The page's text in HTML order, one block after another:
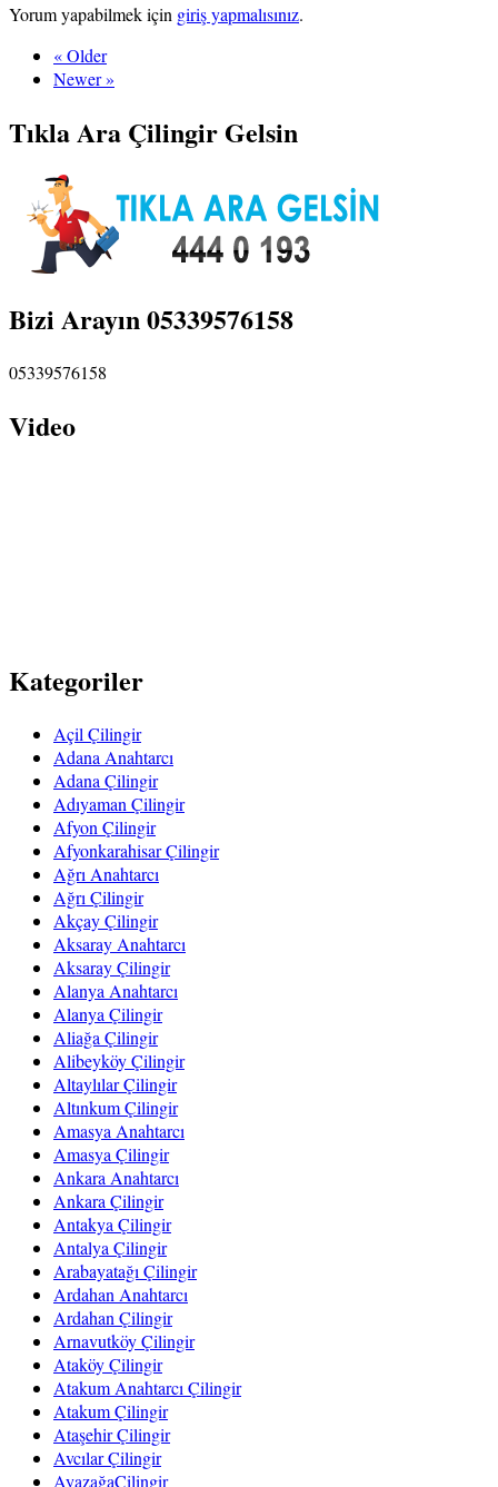
Yorum yapabilmek için giriş yapmalısınız.
« Older
Newer »
Tıkla Ara Çilingir Gelsin
Bizi Arayın 05339576158
05339576158
Video
Kategoriler
Açil Çilingir
Adana Anahtarcı
Adana Çilingir
Adıyaman Çilingir
Afyon Çilingir
Afyonkarahisar Çilingir
Ağrı Anahtarcı
Ağrı Çilingir
Akçay Çilingir
Aksaray Anahtarcı
Aksaray Çilingir
Alanya Anahtarcı
Alanya Çilingir
Aliağa Çilingir
Alibeyköy Çilingir
Altaylılar Çilingir
Altınkum Çilingir
Amasya Anahtarcı
Amasya Çilingir
Ankara Anahtarcı
Ankara Çilingir
Antakya Çilingir
Antalya Çilingir
Arabayatağı Çilingir
Ardahan Anahtarcı
Ardahan Çilingir
Arnavutköy Çilingir
Ataköy Çilingir
Atakum Anahtarcı Çilingir
Atakum Çilingir
Ataşehir Çilingir
Avcılar Çilingir
AyazağaÇilingir